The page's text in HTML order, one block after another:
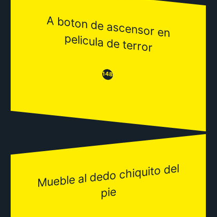
A boton de ascensor en
pelicula de terror
😒148😂
Mueble al dedo chiquito del
pie